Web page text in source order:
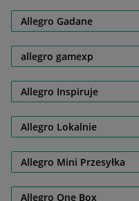
Allegro Gadane
allegro gamexp
Allegro Inspiruje
Allegro Lokalnie
Allegro Mini Przesyłka
Allegro One Box